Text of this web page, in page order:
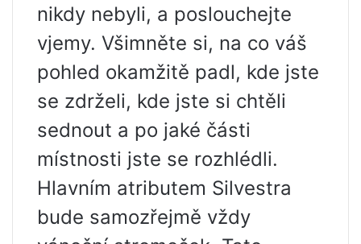
nikdy nebyli, a poslouchejte
vjemy. Všimněte si, na co váš
pohled okamžitě padl, kde jste
se zdrželi, kde jste si chtěli
sednout a po jaké části
místnosti jste se rozhlédli.
Hlavním atributem Silvestra
bude samozřejmě vždy